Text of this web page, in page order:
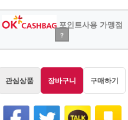
포인트사용 가맹점
?
관심상품 장바구니 구매하기